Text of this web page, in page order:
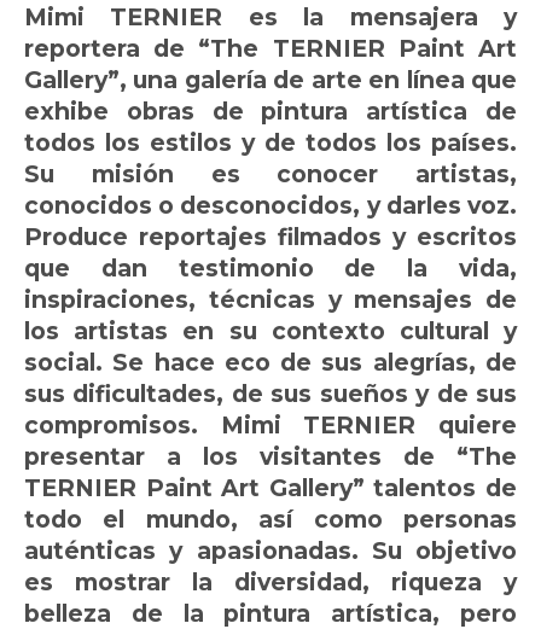
Mimi TERNIER es la mensajera y
reportera de “The TERNIER Paint Art
Gallery”, una galería de arte en línea que
exhibe obras de pintura artística de
todos los estilos y de todos los países.
Su misión es conocer artistas,
conocidos o desconocidos, y darles voz.
Produce reportajes filmados y escritos
que dan testimonio de la vida,
inspiraciones, técnicas y mensajes de
los artistas en su contexto cultural y
social. Se hace eco de sus alegrías, de
sus dificultades, de sus sueños y de sus
compromisos. Mimi TERNIER quiere
presentar a los visitantes de “The
TERNIER Paint Art Gallery” talentos de
todo el mundo, así como personas
auténticas y apasionadas. Su objetivo
es mostrar la diversidad, riqueza y
belleza de la pintura artística, pero